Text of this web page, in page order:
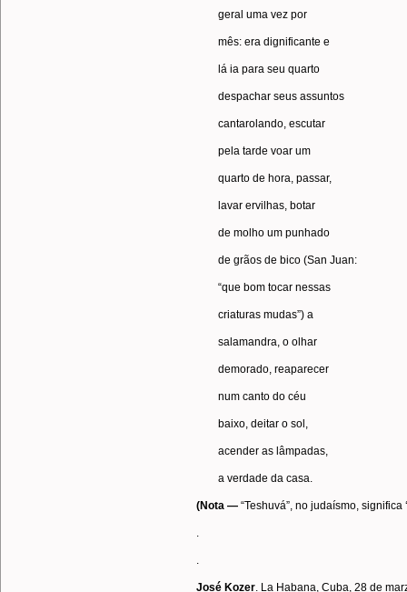
geral uma vez por
mês: era dignificante e
lá ia para seu quarto
despachar seus assuntos
cantarolando, escutar
pela tarde voar um
quarto de hora, passar,
lavar ervilhas, botar
de molho um punhado
de grãos de bico (San Juan:
“que bom tocar nessas
criaturas mudas”) a
salamandra, o olhar
demorado, reaparecer
num canto do céu
baixo, deitar o sol,
acender as lâmpadas,
a verdade da casa.
(Nota — “Teshuvá”, no judaísmo, significa
.
.
José Kozer. La Habana, Cuba, 28 de